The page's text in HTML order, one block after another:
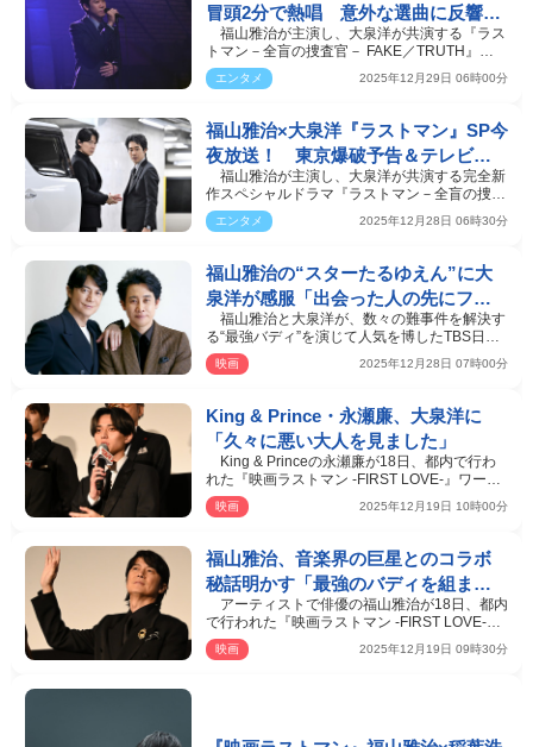
冒頭2分で熱唱 意外な選曲に反響
「まさか」「さすが紅白歌手」
福山雅治が主演し、大泉洋が共演する『ラス
トマン－全盲の捜査官－ FAKE／TRUTH』
（TBS系）が28日に放送…
エンタメ 2025年12月29日 06時00分
福山雅治×大泉洋『ラストマン』SP今
夜放送！ 東京爆破予告＆テレビス
タジオ立てこもり事件に無敵のバデ
ィが挑む
福山雅治が主演し、大泉洋が共演する完全新
作スペシャルドラマ『ラストマン－全盲の捜査
官－ FAKE／TRUT…
エンタメ 2025年12月28日 06時30分
福山雅治の“スターたるゆえん”に大
泉洋が感服「出会った人の先にファ
ンの姿を見ている」
福山雅治と大泉洋が、数々の難事件を解決す
る“最強バディ”を演じて人気を博したTBS日曜
劇場『ラストマン…
映画 2025年12月28日 07時00分
King & Prince・永瀬廉、大泉洋に
「久々に悪い大人を見ました」
King & Princeの永瀬廉が18日、都内で行わ
れた『映画ラストマン -FIRST LOVE-』ワール
ドプレミア舞台挨…
映画 2025年12月19日 10時00分
福山雅治、音楽界の巨星とのコラボ
秘話明かす「最強のバディを組ませ
てほしい」
アーティストで俳優の福山雅治が18日、都内
で行われた『映画ラストマン -FIRST LOVE-』
ワールドプレミア…
映画 2025年12月19日 09時30分